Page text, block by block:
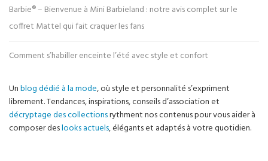
Barbie® – Bienvenue à Mini Barbieland : notre avis complet sur le
coffret Mattel qui fait craquer les fans
Comment s’habiller enceinte l’été avec style et confort
Unblog dédié à la mode, où style et personnalité s’expriment
librement. Tendances, inspirations, conseils d’association et
décryptage des collectionsrythment nos contenus pour vous aider à
composer deslooks actuels, élégants et adaptés à votre quotidien.